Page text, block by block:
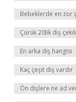
Bebeklerde en zor
Çürük 20lik diş
En arka diş hangisi
Kaç çeşit diş vardır
Ön dişlere ne ad